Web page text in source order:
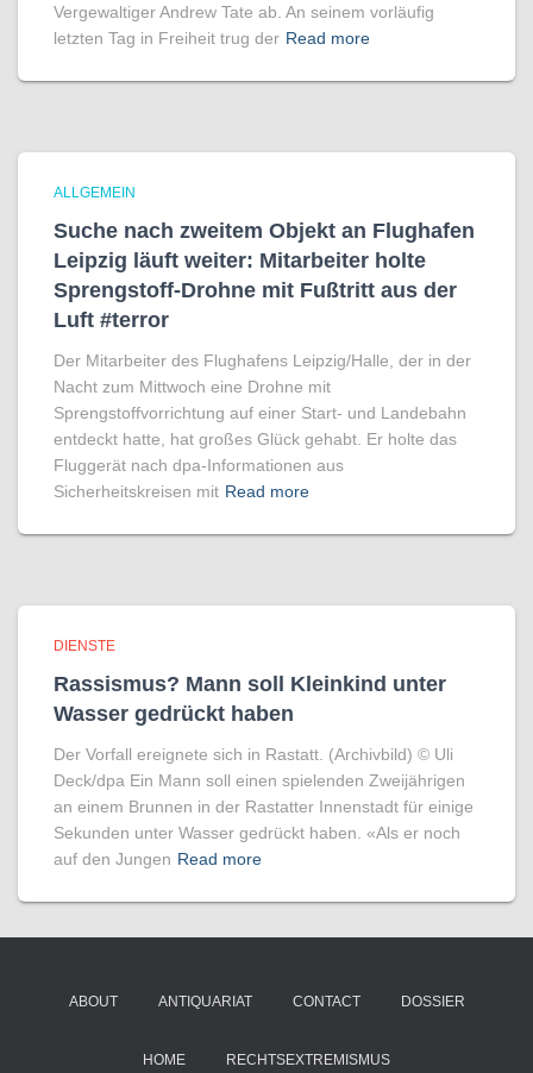
Vergewaltiger Andrew Tate ab. An seinem vorläufig
letzten Tag in Freiheit trug der Read more
ALLGEMEIN
Suche nach zweitem Objekt an Flughafen
Leipzig läuft weiter: Mitarbeiter holte
Sprengstoff-Drohne mit Fußtritt aus der
Luft #terror
Der Mitarbeiter des Flughafens Leipzig/Halle, der in der
Nacht zum Mittwoch eine Drohne mit
Sprengstoffvorrichtung auf einer Start- und Landebahn
entdeckt hatte, hat großes Glück gehabt. Er holte das
Fluggerät nach dpa-Informationen aus
Sicherheitskreisen mit Read more
DIENSTE
Rassismus? Mann soll Kleinkind unter
Wasser gedrückt haben
Der Vorfall ereignete sich in Rastatt. (Archivbild) © Uli
Deck/​dpa Ein Mann soll einen spielenden Zweijährigen
an einem Brunnen in der Rastatter Innenstadt für einige
Sekunden unter Wasser gedrückt haben. «Als er noch
auf den Jungen Read more
ABOUT ANTIQUARIAT CONTACT DOSSIER
HOME RECHTSEXTREMISMUS